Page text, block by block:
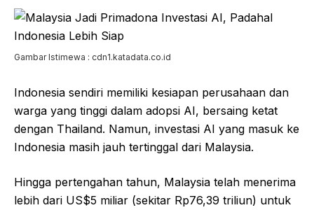
Gambar Istimewa : cdn1.katadata.co.id
Indonesia sendiri memiliki kesiapan perusahaan dan
warga yang tinggi dalam adopsi AI, bersaing ketat
dengan Thailand. Namun, investasi AI yang masuk ke
Indonesia masih jauh tertinggal dari Malaysia.
Hingga pertengahan tahun, Malaysia telah menerima
lebih dari US$5 miliar (sekitar Rp76,39 triliun) untuk